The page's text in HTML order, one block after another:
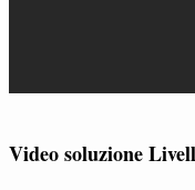
Video soluzione